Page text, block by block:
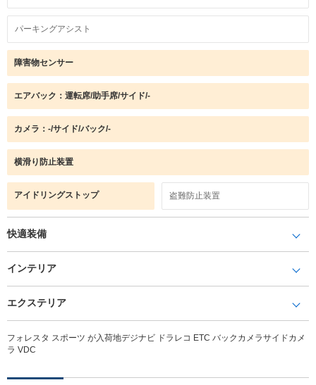
パーキングアシスト
障害物センサー
エアバック：運転席/助手席/サイド/-
カメラ：-/サイド/バック/-
横滑り防止装置
アイドリングストップ 盗難防止装置
快適装備
インテリア
エクステリア
フォレスタ スポーツ が入荷地デジナビ ドラレコ ETC バックカメラサイドカメ
ラ VDC